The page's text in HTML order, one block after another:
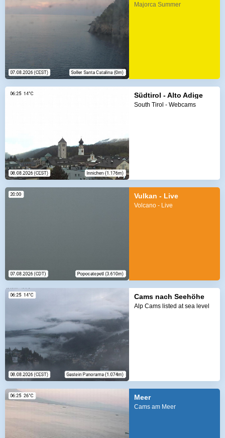
Majorca Summer
Südtirol - Alto Adige
South Tirol - Webcams
Vulkan - Live
Volcano - Live
Cams nach Seehöhe
Alp Cams listed at sea level
Meer
Cams am Meer